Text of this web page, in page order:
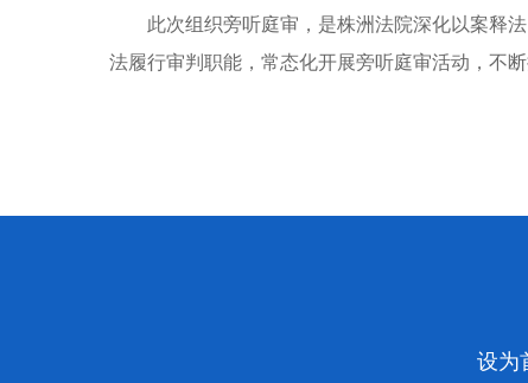
此次组织旁听庭审，是株洲法院深化以案释
法履行审判职能，常态化开展旁听庭审活动，不
设为